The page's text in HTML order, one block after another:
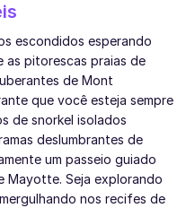
escondidos esperando
as pitorescas praias de
de Mont
que você esteja sempre
de snorkel isolados
deslumbrantes de
um passeio guiado
Mayotte. Seja explorando
nos recifes de